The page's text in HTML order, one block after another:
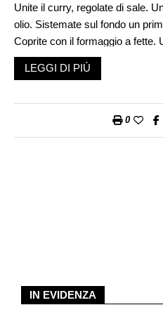
Unite il curry, regolate di sale.
olio. Sistemate sul fondo un
Coprite con il formaggio a fette.
verdure. Irrorate con il fondo di
spolverate con poco pane
LEGGI DI PIÙ
0
IN EVIDENZA